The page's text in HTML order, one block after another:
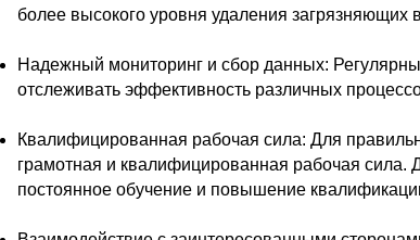
более высокого уровня удаления загрязняющих
Надежный мониторинг и сбор данных:
отслеживать эффективность различных
Квалифицированная рабочая сила: Для
грамотная и квалифицированная рабочая
постоянное обучение и повышение